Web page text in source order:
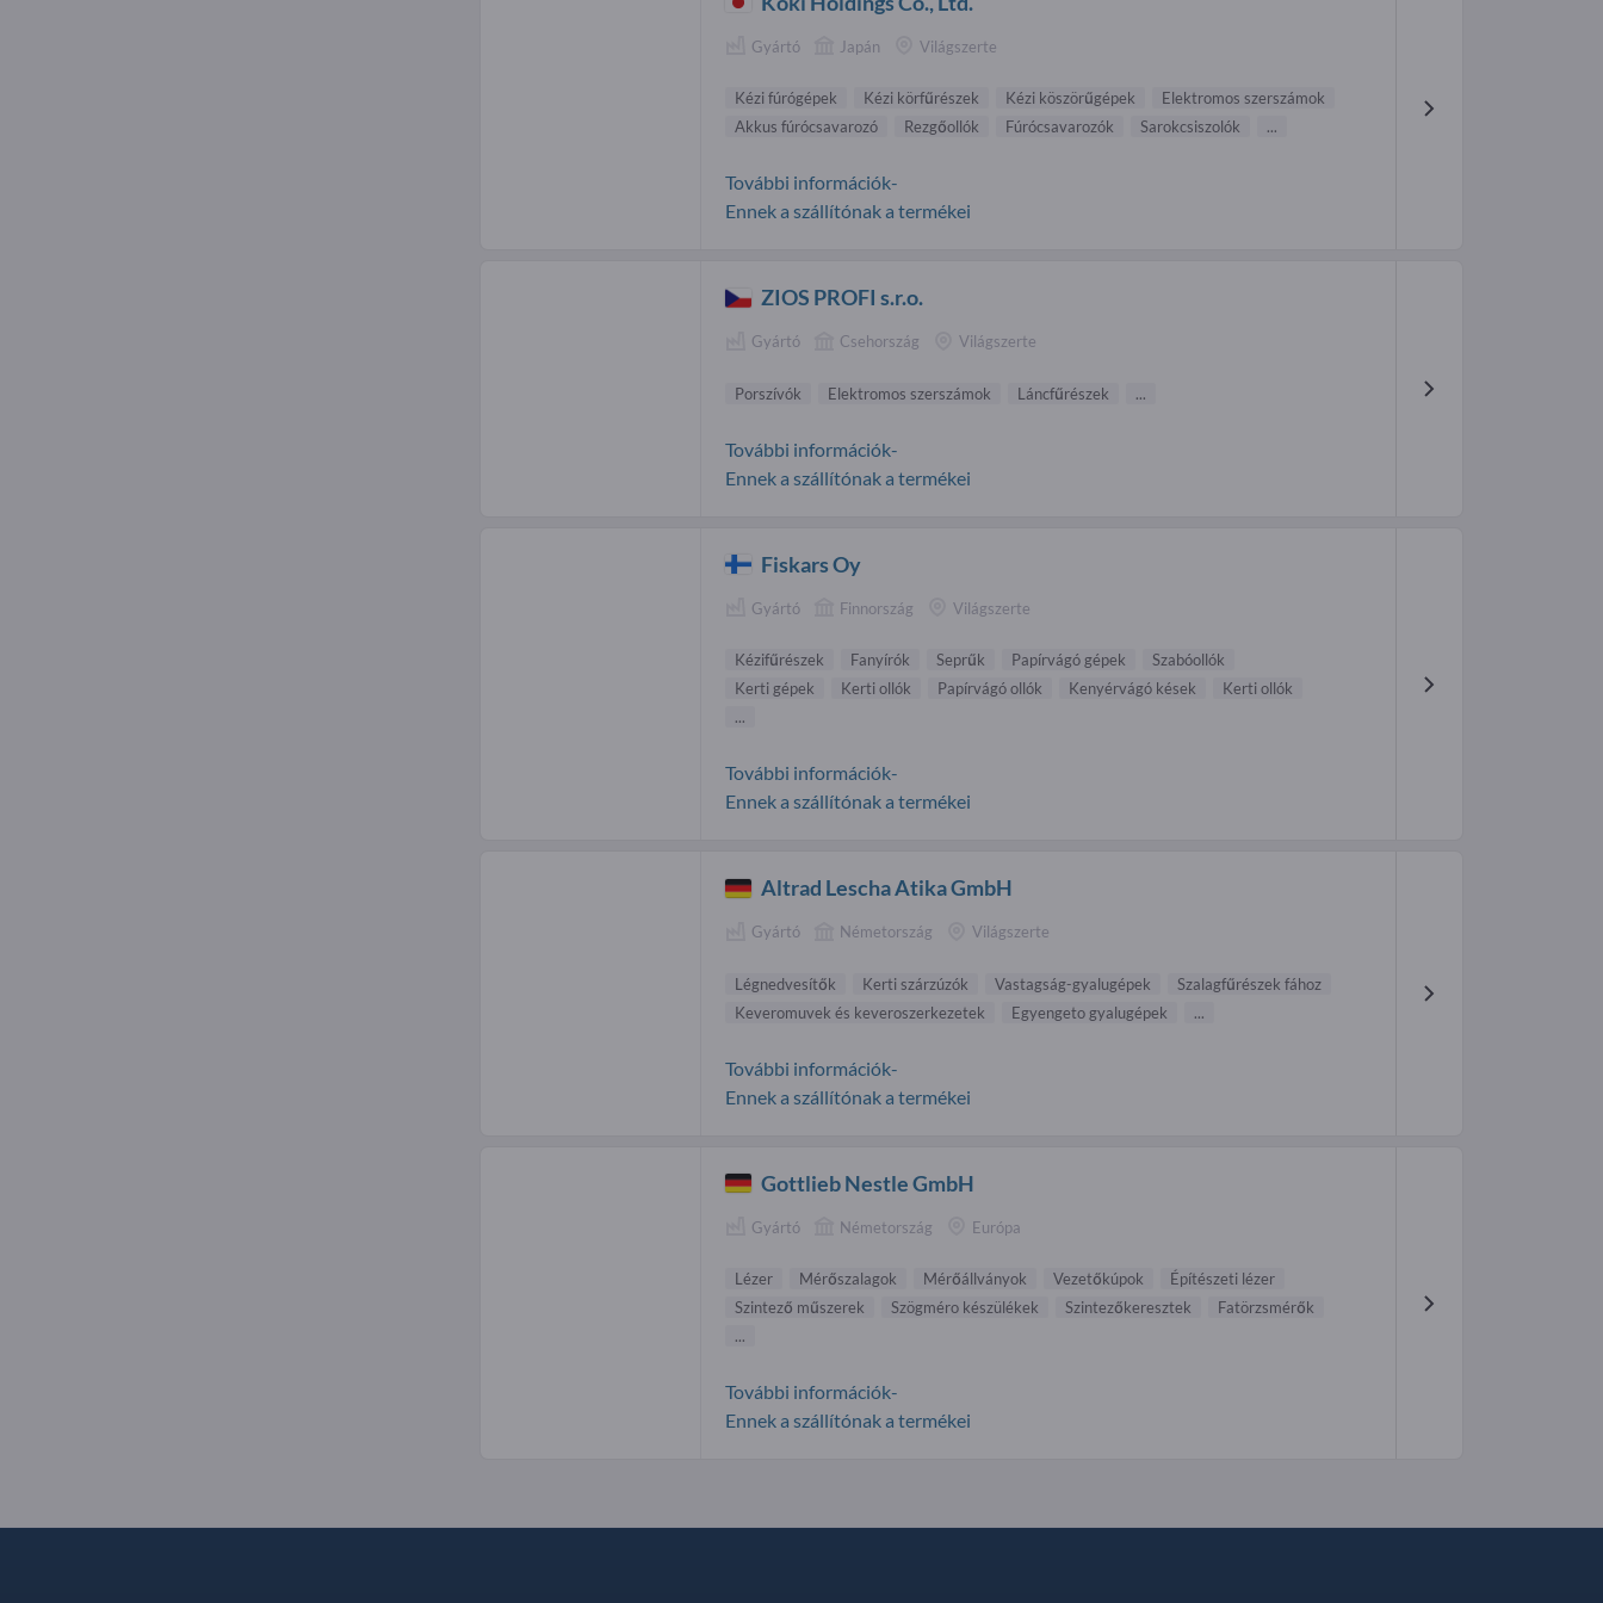
Gyártó Japán Világszerte
Kézi fúrógépek Kézi körfűrészek Kézi köszörűgépek
Elektromos szerszámok
Akkus fúrócsavarozó
Rezgőollók Fúrócsavarozók Sarokcsiszolók ...
További információk-
Ennek a szállítónak a termékei
ZIOS PROFI s.r.o.
Gyártó Csehország Világszerte
Porszívók Elektromos szerszámok Láncfűrészek ...
További információk-
Ennek a szállítónak a termékei
Fiskars Oy
Gyártó Finnország Világszerte
Kézifűrészek Fanyírók Seprűk Papírvágó gépek
Szabóollók
Kerti gépek
Kerti ollók Papírvágó ollók Kenyérvágó kések
Kerti ollók
...
További információk-
Ennek a szállítónak a termékei
Altrad Lescha Atika GmbH
Gyártó Németország Világszerte
Légnedvesítők Kerti szárzúzók Vastagság-gyalugépek
Szalagfűrészek fához
Keveromuvek és keveroszerkezetek
Egyengeto gyalugépek ...
További információk-
Ennek a szállítónak a termékei
Gottlieb Nestle GmbH
Gyártó Németország Európa
Lézer Mérőszalagok Mérőállványok Vezetőkúpok
Építészeti lézer
Szintező műszerek
Szögméro készülékek Szintezőkeresztek
Fatörzsmérők
...
További információk-
Ennek a szállítónak a termékei